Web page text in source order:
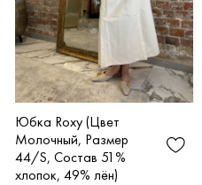
Юбка Roxy (Цвет
Молочный, Размер
44/S, Состав 51%
хлопок, 49% лён)